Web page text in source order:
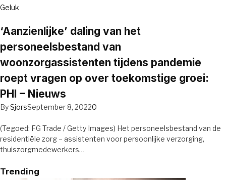
Geluk
‘Aanzienlijke’ daling van het
personeelsbestand van
woonzorgassistenten tijdens pandemie
roept vragen op over toekomstige groei:
PHI – Nieuws
BySjorsSeptember 8, 20220
(Tegoed: FG Trade / Getty Images) Het personeelsbestand van de
residentiële zorg – assistenten voor persoonlijke verzorging,
thuiszorgmedewerkers…
Trending